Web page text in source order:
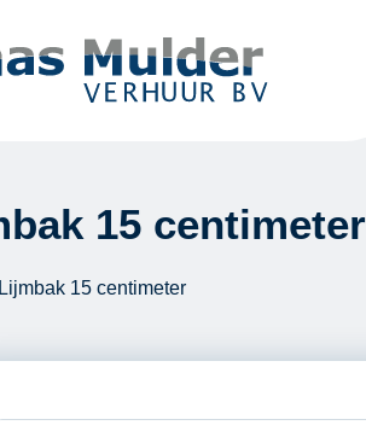
15 centimeter
Lijmbak 15 centimeter